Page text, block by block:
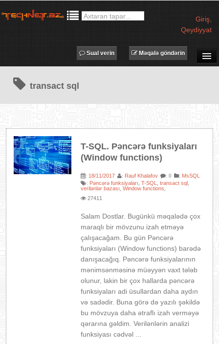
Giriş
Qeydiyyat
MƏQALƏLƏR
PROQRAMLAR
IT LÜĞƏT
Məqalə göndərin
Sual verin
transact sql
T-SQL. Pəncərə funksiyaları
(Window functions)
: 18/11/2017 : Rauf Khalafov : 0 : MsSQL
: Pəncərə funksiyaları ,T-SQL ,transact sql
verilənlər bazası ,Window functions
27411
Salam Dostlar. Bugünkü məqalədə çox
maraqlı bir mövzunu izah etməyə
çalışacağam. Bu gün Pəncərə
funksiyaları (Window functions) barədə
danışacağıq. Pəncərə funksiyalarının
mənimsənməsinə müəyyən vaxt tələb
olunur, lakin bir çox hallarda pəncərə
funksiyaları adi üsullardan daha aydın
və sadədir. Buna görə də yazılı şəkildə
bu mövzuya daha ətraflı izah verməyə
qərarına gəldim. Verilənlərin analizi
funksiyası cədvəl ...